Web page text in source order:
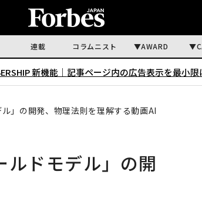
連載 コラムニスト AWARD
新機能｜ 記事ページ内の広告表示を最小限
」の開発、物理法則を理解する動画AI
ドモデル」の開